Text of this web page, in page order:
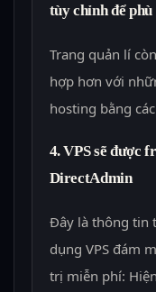
tùy chỉnh để
Trang quản lí
hợp hơn với
hosting bằng
4. VPS sẽ được
DirectAdmin
Đây là thông tin
dụng VPS đám
trị miễn phí: